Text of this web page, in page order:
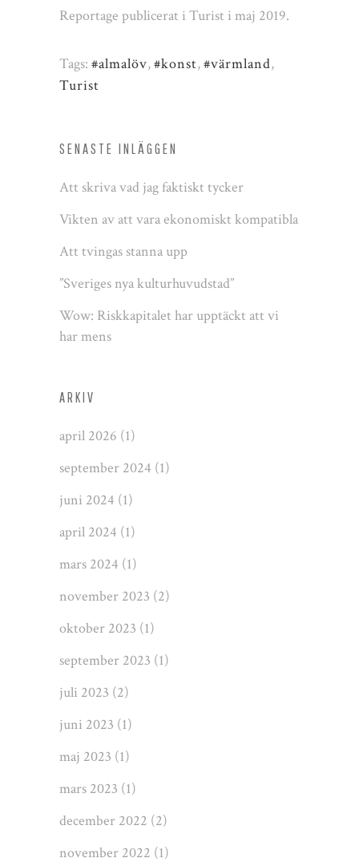
Reportage publicerat i Turist i maj 2019.
Tags: #almalöv,#konst,#värmland,
Turist
SENASTE INLÄGGEN
Att skriva vad jag faktiskt tycker
Vikten av att vara ekonomiskt kompatibla
Att tvingas stanna upp
”Sveriges nya kulturhuvudstad”
Wow: Riskkapitalet har upptäckt att vi
har mens
ARKIV
april 2026 (1)
september 2024 (1)
juni 2024 (1)
april 2024 (1)
mars 2024 (1)
november 2023 (2)
oktober 2023 (1)
september 2023 (1)
juli 2023 (2)
juni 2023 (1)
maj 2023 (1)
mars 2023 (1)
december 2022 (2)
november 2022 (1)